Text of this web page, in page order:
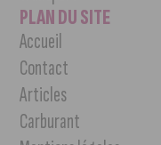
PLAN DU SITE
Accueil
Contact
Articles
Carburant